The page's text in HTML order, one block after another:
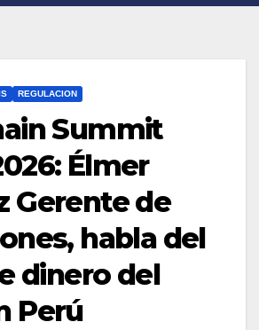
REGULACION
Summit
Élmer
Gerente de
habla del
dinero del
Perú